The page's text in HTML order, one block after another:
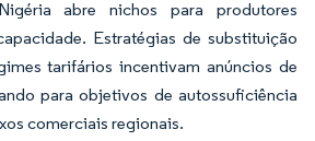
abre nichos para produtores
Estratégias de substituição
tarifários incentivam anúncios de
para objetivos de autossuficiência
comerciais regionais.